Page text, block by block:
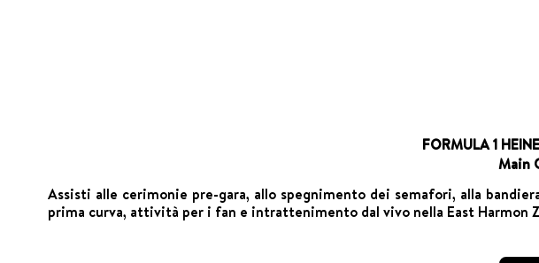
FORMULA 1
Main
Assisti alle cerimonie pre-gara, allo spegnimento dei semafori, alla
prima curva, attività per i fan e intrattenimento dal vivo nella East